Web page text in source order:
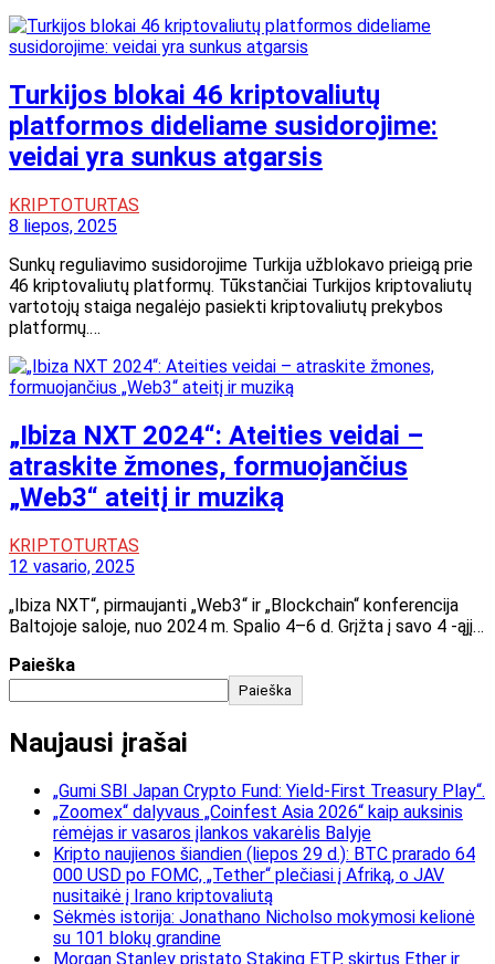
Turkijos blokai 46 kriptovaliutų
platformos dideliame susidorojime:
veidai yra sunkus atgarsis
KRIPTOTURTAS
8 liepos, 2025
Sunkų reguliavimo susidorojime Turkija užblokavo prieigą prie
46 kriptovaliutų platformų. Tūkstančiai Turkijos kriptovaliutų
vartotojų staiga negalėjo pasiekti kriptovaliutų prekybos
platformų.…
„Ibiza NXT 2024“: Ateities veidai –
atraskite žmones, formuojančius
„Web3“ ateitį ir muziką
KRIPTOTURTAS
12 vasario, 2025
„Ibiza NXT“, pirmaujanti „Web3“ ir „Blockchain“ konferencija
Baltojoje saloje, nuo 2024 m. Spalio 4–6 d. Grįžta į savo 4 -ąjį…
Paieška
Paieška
Naujausi įrašai
„Gumi SBI Japan Crypto Fund: Yield-First Treasury Play“.
„Zoomex“ dalyvaus „Coinfest Asia 2026“ kaip auksinis
rėmėjas ir vasaros įlankos vakarėlis Balyje
Kripto naujienos šiandien (liepos 29 d.): BTC prarado 64
000 USD po FOMC, „Tether“ plečiasi į Afriką, o JAV
nusitaikė į Irano kriptovaliutą
Sėkmės istorija: Jonathano Nicholso mokymosi kelionė
su 101 blokų grandine
Morgan Stanley pristato Staking ETP, skirtus Ether ir